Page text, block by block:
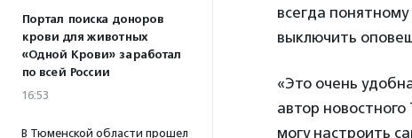
Портал поиска доноров
крови для животных
«Одной Крови» заработал
по всей России
16:53
В Тюменской области прошел
всегда
выключить
«Это очень
автор
могу настроить